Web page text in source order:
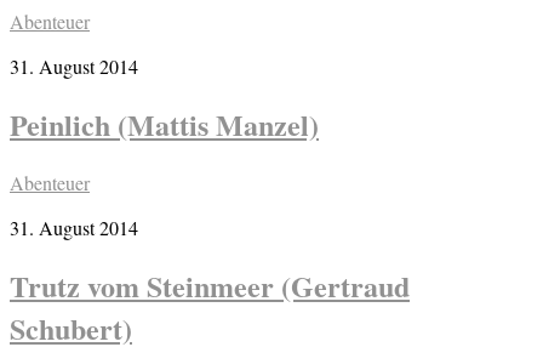
Abenteuer
31. August 2014
Peinlich (Mattis Manzel)
Abenteuer
31. August 2014
Trutz vom Steinmeer (Gertraud
Schubert)